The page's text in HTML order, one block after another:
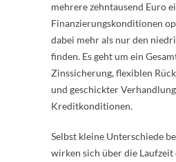
mehrere zehntausend Euro
Finanzierungskonditionen
dabei mehr als nur den
finden. Es geht um ein
Zinssicherung, flexiblen
und geschickter
Kreditkonditionen.
Selbst kleine Unterschiede
wirken sich über die Laufzeit